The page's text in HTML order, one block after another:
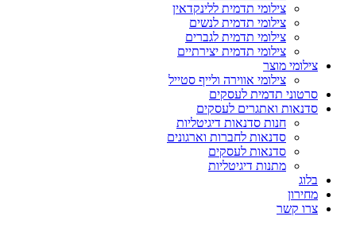
צילומי תדמית ללינקדאין
צילומי תדמית לנשים
צילומי תדמית לגברים
צילומי תדמית יצירתיים
צילומי מוצר
צילומי אווירה ולייף סטייל
סרטוני תדמית לעסקים
סדנאות ואתגרים לעסקים
חנות סדנאות דיגיטליות
סדנאות לחברות וארגונים
סדנאות לעסקים
מתנות דיגיטליות
בלוג
מחירון
צרו קשר